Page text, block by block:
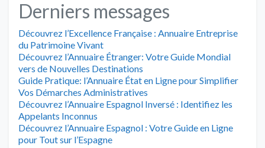
Derniers messages
Découvrez l’Excellence Française : Annuaire Entreprise
du Patrimoine Vivant
Découvrez l’Annuaire Étranger: Votre Guide Mondial
vers de Nouvelles Destinations
Guide Pratique: l’Annuaire État en Ligne pour Simplifier
Vos Démarches Administratives
Découvrez l’Annuaire Espagnol Inversé : Identifiez les
Appelants Inconnus
Découvrez l’Annuaire Espagnol : Votre Guide en Ligne
pour Tout sur l’Espagne